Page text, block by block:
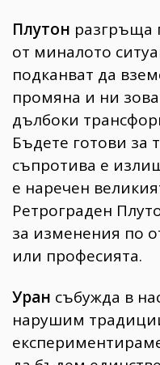
Плутон разгръща
от миналото
подканват да
промяна и ни
дълбоки
Бъдете готови за
съпротива е
е наречен
Ретрограден
за изменения по
или професията.
Уран събужда в
нарушим